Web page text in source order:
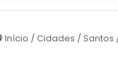
Início /Cidades /Santos